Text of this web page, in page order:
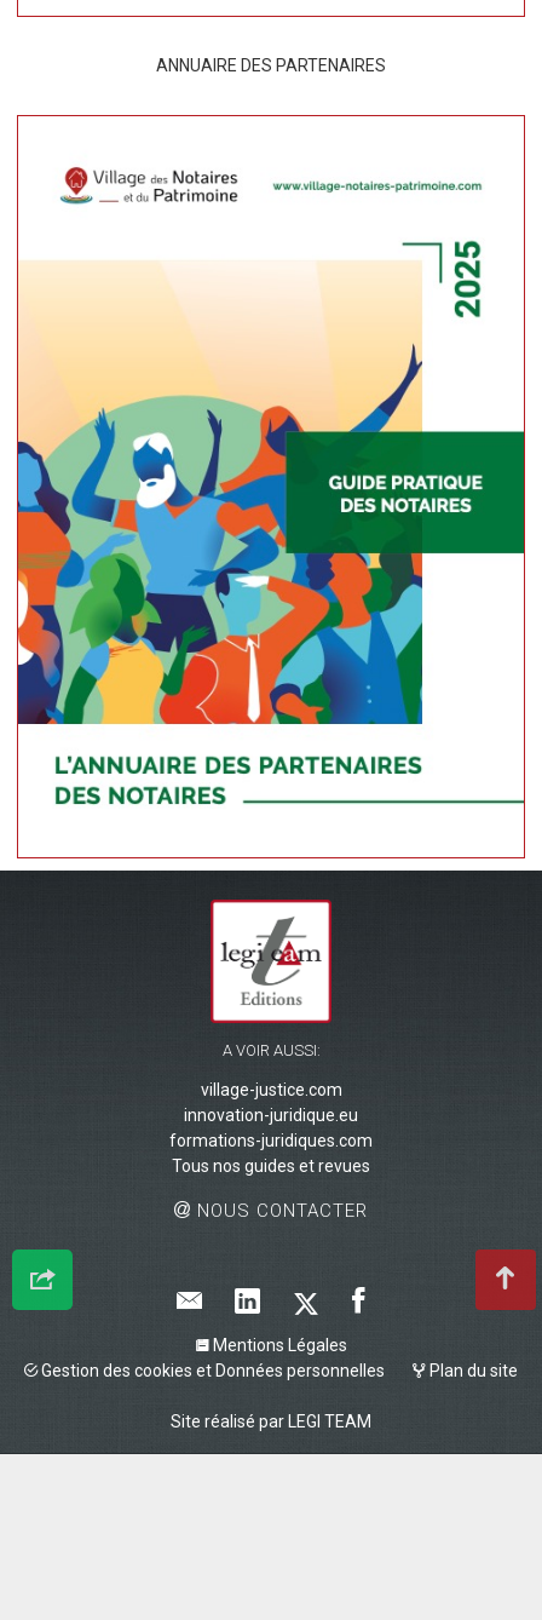
ANNUAIRE DES PARTENAIRES
A VOIR AUSSI:
village-justice.com
innovation-juridique.eu
formations-juridiques.com
Tous nos guides et revues
NOUS CONTACTER
Mentions Légales
Gestion des cookies et Données personnelles
Plan du site
Site réalisé par LEGI TEAM